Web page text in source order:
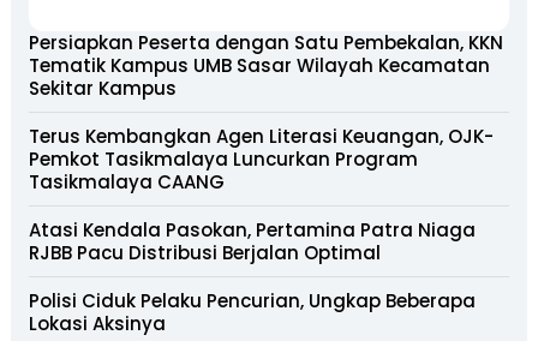
Persiapkan Peserta dengan Satu Pembekalan, KKN
Tematik Kampus UMB Sasar Wilayah Kecamatan
Sekitar Kampus
Terus Kembangkan Agen Literasi Keuangan, OJK-
Pemkot Tasikmalaya Luncurkan Program
Tasikmalaya CAANG
Atasi Kendala Pasokan, Pertamina Patra Niaga
RJBB Pacu Distribusi Berjalan Optimal
Polisi Ciduk Pelaku Pencurian, Ungkap Beberapa
Lokasi Aksinya